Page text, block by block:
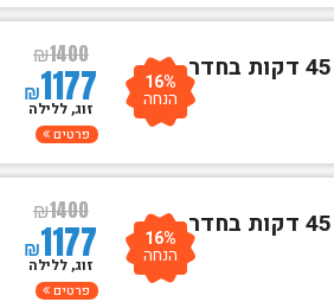
לילה אחד לזוגע"ב לינה וארוחת בוקר כולל עיסוי זוגי 45 דקות בחדר
₪1400
₪1177 16%
הנחה זוג, ללילה
פרטים
לילה אחד לזוגע"ב לינה וארוחת בוקר כולל עיסוי זוגי 45 דקות בחדר
₪1400
₪1177 16%
הנחה זוג, ללילה
פרטים